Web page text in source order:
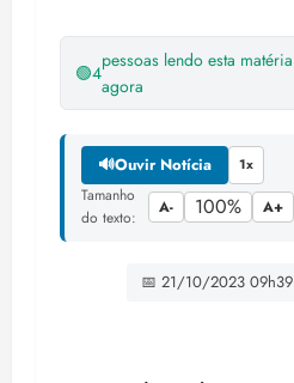
🟢4
pessoas lendo esta matéria
agora
🔊Ouvir Notícia 1x
Tamanho
do texto:
A- 100% A+
📅 21/10/2023 09h39